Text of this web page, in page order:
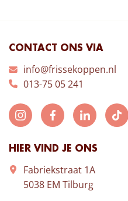
CONTACT ONS VIA
info@frissekoppen.nl
013-75 05 241
HIER VIND JE ONS
Fabriekstraat 1A
5038 EM Tilburg